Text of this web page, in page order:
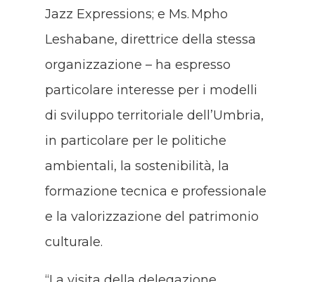
Jazz Expressions; e Ms. Mpho
Leshabane, direttrice della stessa
organizzazione – ha espresso
particolare interesse per i modelli
di sviluppo territoriale dell’Umbria,
in particolare per le politiche
ambientali, la sostenibilità, la
formazione tecnica e professionale
e la valorizzazione del patrimonio
culturale.